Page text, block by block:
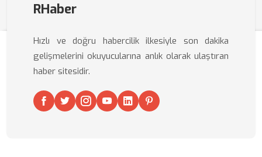
RHaber
Hızlı ve doğru habercilik ilkesiyle son dakika
gelişmelerini okuyucularına anlık olarak ulaştıran
haber sitesidir.